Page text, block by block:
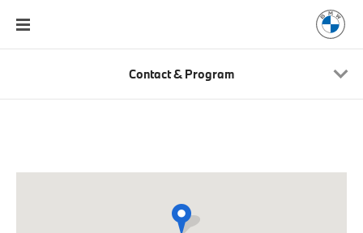
Contact & Program